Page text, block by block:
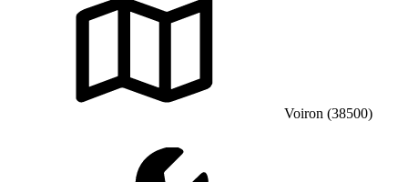
Voiron (38500)